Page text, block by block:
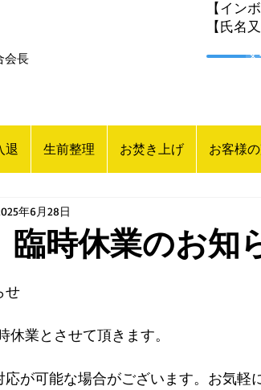
会長
【イン
【氏名
メ
退 生前整理 お焚き上げ お客様
臨時休業のお知
年6月28日
せ
業とさせて頂きます。
が可能な場合がございます。お気軽